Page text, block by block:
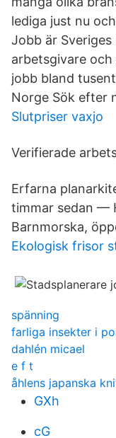
lediga just nu
Jobb är
arbetsgivare
jobb bland
Norge Sök efter
Slutpriser vaxjo
Verifierade
Erfarna
timmar sedan —
Barnmorska,
Ekologisk frisor
spänning
farliga insekter i
dahlén micael
e f t
åhlens japanska
GXh
cG